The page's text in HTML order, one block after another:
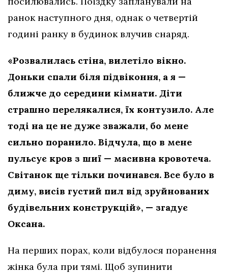
ранок наступного дня, однак о четвертій
годині ранку в будинок влучив снаряд.
«Розвалилась стіна, вилетіло вікно.
Доньки спали біля підвіконня, а я —
ближче до середини кімнати. Діти
страшно перелякалися, їх контузило. Але
тоді на це не дуже зважали, бо мене
сильно поранило. Відчула, що в мене
пульсує кров з шиї — масивна кровотеча.
Світанок ще тільки починався. Все було в
диму, висів густий пил від зруйнованих
будівельних конструкцій», — згадує
Оксана.
На перших порах, коли відбулося поранення
жінка була при тямі. Щоб зупинити